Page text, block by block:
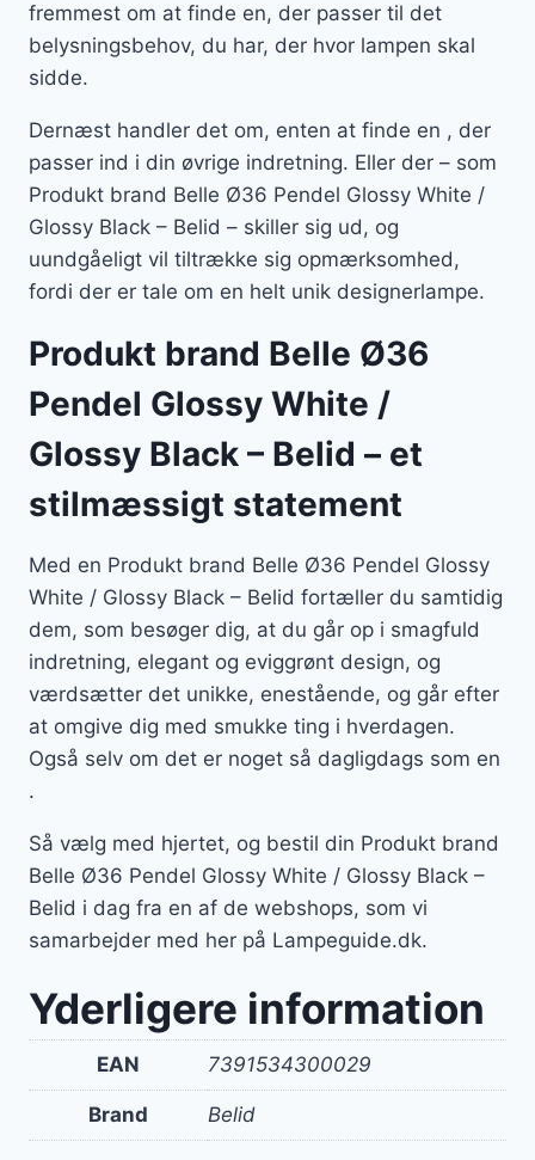
fremmest om at finde en, der passer til det
belysningsbehov, du har, der hvor lampen skal
sidde.
Dernæst handler det om, enten at finde en , der
passer ind i din øvrige indretning. Eller der – som
Produkt brand Belle Ø36 Pendel Glossy White /
Glossy Black – Belid – skiller sig ud, og
uundgåeligt vil tiltrække sig opmærksomhed,
fordi der er tale om en helt unik designerlampe.
Produkt brand Belle Ø36
Pendel Glossy White /
Glossy Black – Belid – et
stilmæssigt statement
Med en Produkt brand Belle Ø36 Pendel Glossy
White / Glossy Black – Belid fortæller du samtidig
dem, som besøger dig, at du går op i smagfuld
indretning, elegant og eviggrønt design, og
værdsætter det unikke, enestående, og går efter
at omgive dig med smukke ting i hverdagen.
Også selv om det er noget så dagligdags som en
.
Så vælg med hjertet, og bestil din Produkt brand
Belle Ø36 Pendel Glossy White / Glossy Black –
Belid i dag fra en af de webshops, som vi
samarbejder med her på Lampeguide.dk.
Yderligere information
EAN 7391534300029
Brand Belid